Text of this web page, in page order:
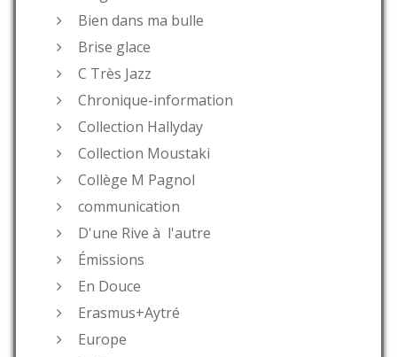
Bien dans ma bulle
Brise glace
C Très Jazz
Chronique-information
Collection Hallyday
Collection Moustaki
Collège M Pagnol
communication
D'une Rive à l'autre
Émissions
En Douce
Erasmus+Aytré
Europe